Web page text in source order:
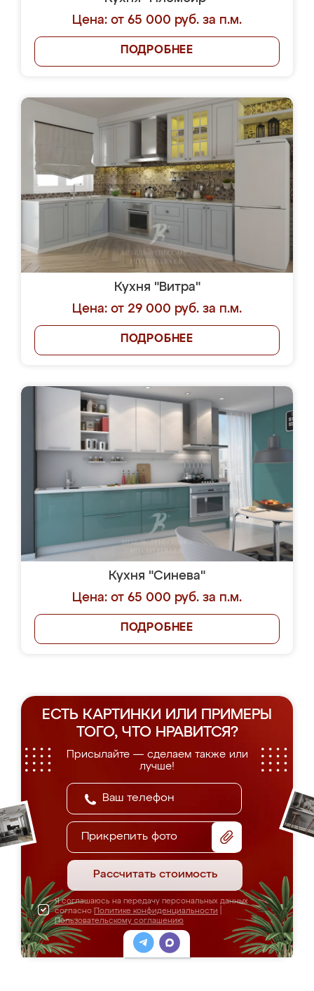
Цена: от 65 000 руб. за п.м.
ПОДРОБНЕЕ
Кухня "Витра"
Цена: от 29 000 руб. за п.м.
ПОДРОБНЕЕ
Кухня "Синева"
Цена: от 65 000 руб. за п.м.
ПОДРОБНЕЕ
ЕСТЬ КАРТИНКИ ИЛИ ПРИМЕРЫ
ТОГО, ЧТО НРАВИТСЯ?
Присылайте — сделаем также или
лучше!
Прикрепить фото
Рассчитать стоимость
Я соглашаюсь на передачу персональных данных
согласно Политике конфиденциальности
Пользовательскому соглашению